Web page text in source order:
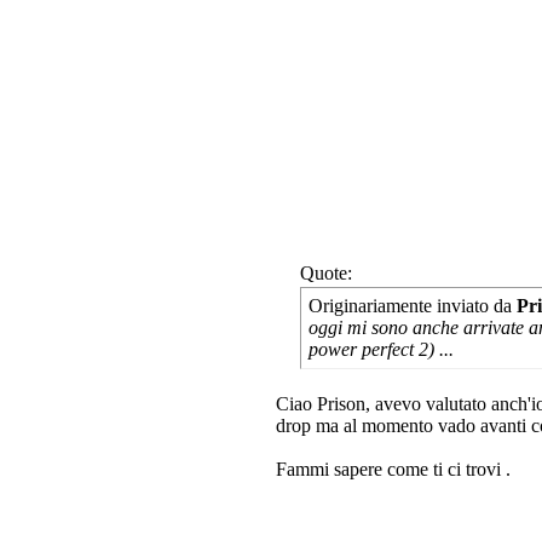
Quote:
Originariamente inviato da
oggi mi sono anche arrivate
power perfect 2) ...
Ciao Prison, avevo valutato
drop ma al momento vado avanti
Fammi sapere come ti ci trovi .